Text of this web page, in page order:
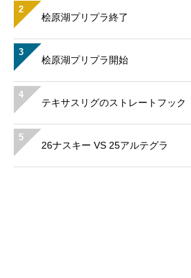
2
桧原湖プリプラ終了
3
桧原湖プリプラ開始
4
テキサスリグのストレートフック
5
26ナスキー VS 25アルテグラ